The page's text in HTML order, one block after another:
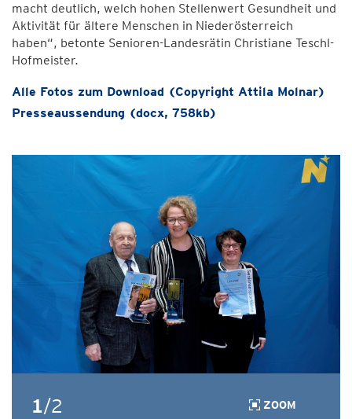
macht deutlich, welch hohen Stellenwert Gesundheit und
Aktivität für ältere Menschen in Niederösterreich
haben“, betonte Senioren-Landesrätin Christiane Teschl-
Hofmeister.
Alle Fotos zum Download (Copyright Attila Molnar)
Presseaussendung (docx, 758kb)
1/2 ZOOM